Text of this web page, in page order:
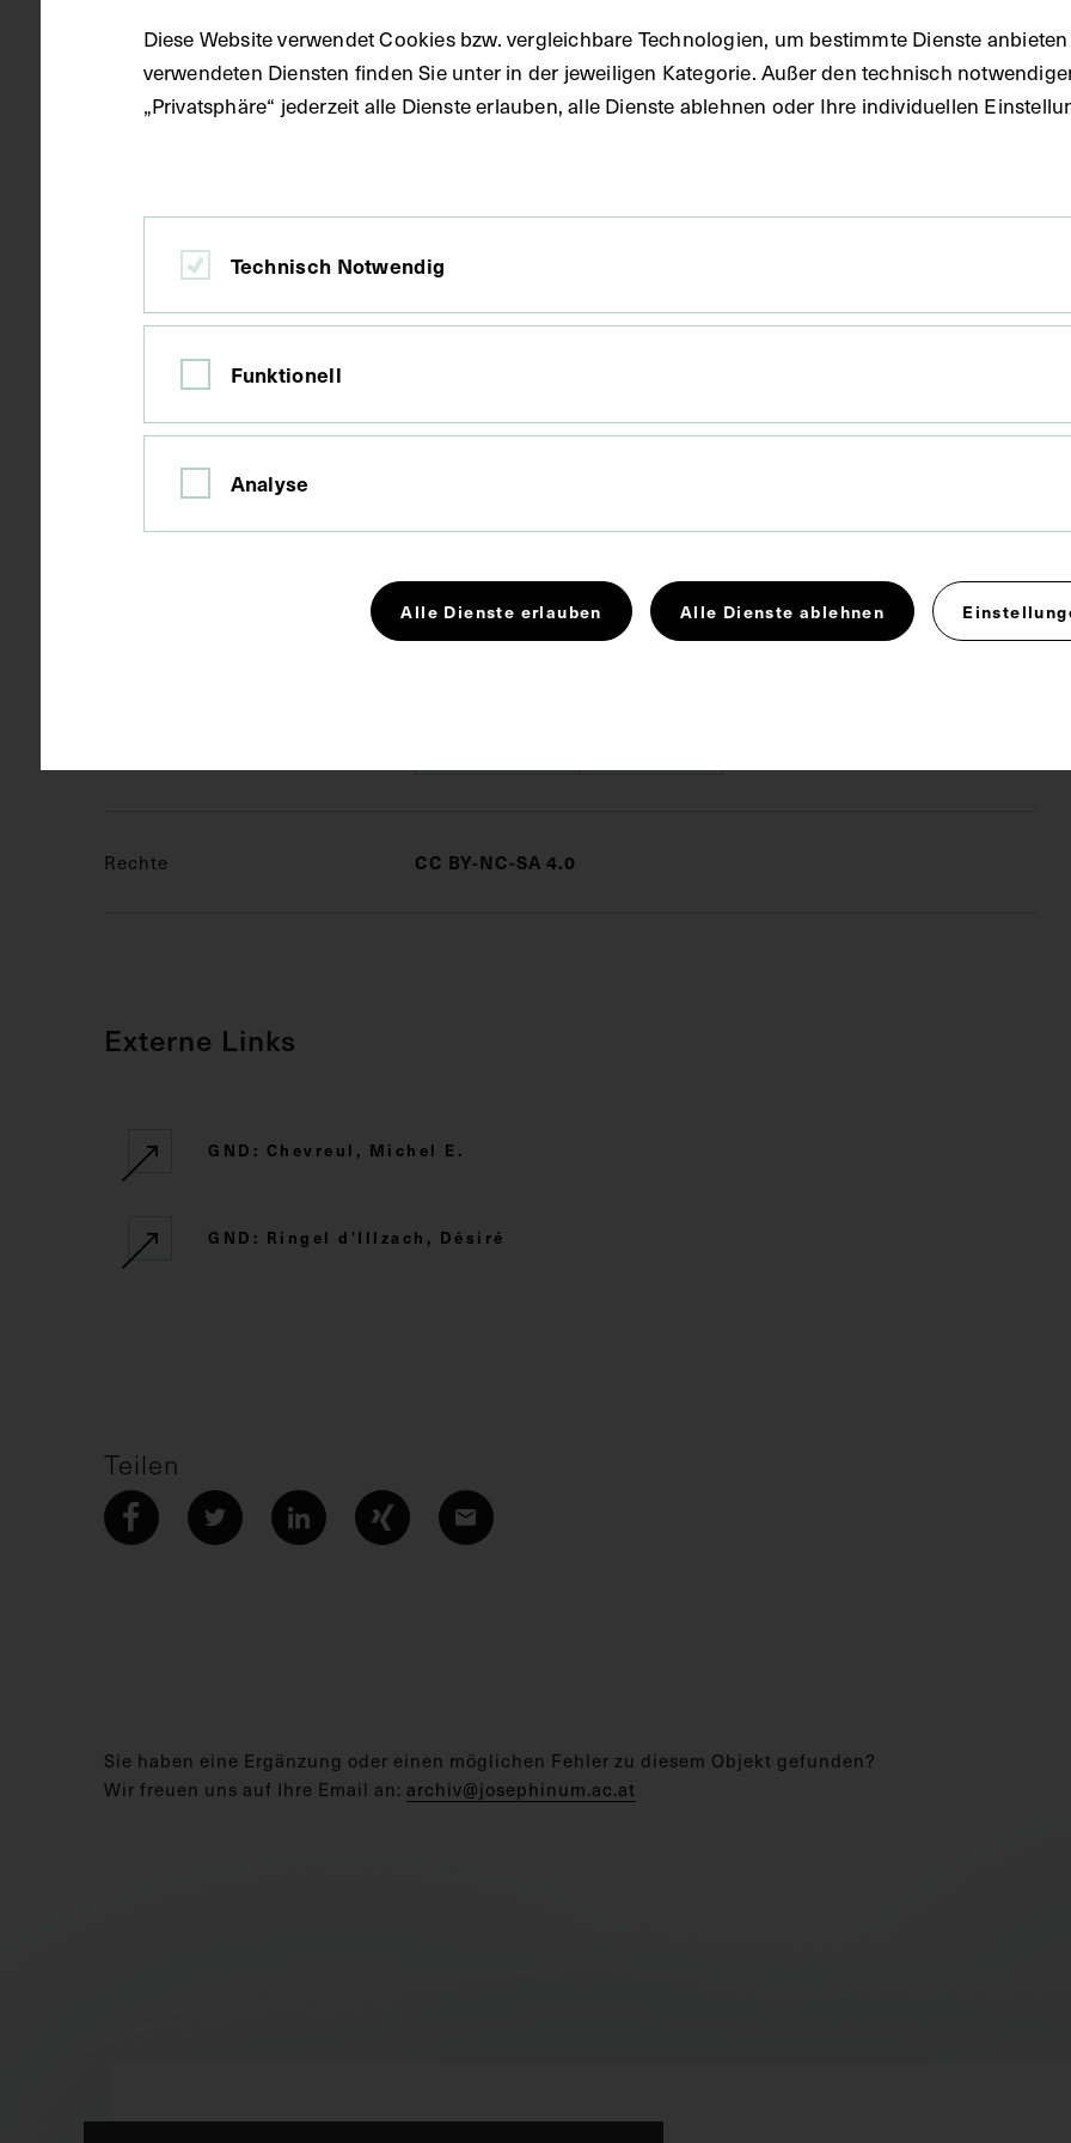
Frankreich
Material Karton
Technik Fotografie
Maße
Bildmaß 10,6 x 9,7 cm
angefertigt.
Rechte CC BY-NC-SA 4.0
Externe Links
GND: Chevreul, Michel E.
GND: Ringel d'Illzach, Désiré
Teilen
Sie haben eine Ergänzung oder einen möglichen Fehler zu diesem Objekt gefunden?
Wir freuen uns auf Ihre Email an: archiv@josephinum.ac.at
Diese Website verwendet Cookies bzw. vergleichbare Technologien, um bestimmte Dienste
verwendeten Diensten finden Sie unter in der jeweiligen Kategorie. Außer den technisch
„Privatsphäre“ jederzeit alle Dienste erlauben, alle Dienste ablehnen oder Ihre individuellen
Technisch Notwendig
Funktionell
Analyse
Alle Dienste erlauben Alle Dienste ablehnen